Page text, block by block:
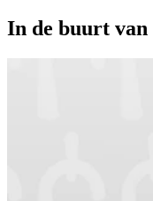
In de buurt van